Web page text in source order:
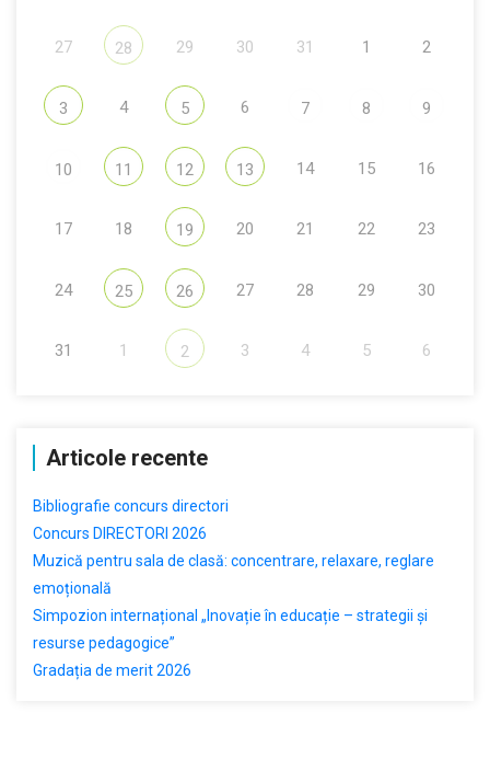
27 28 29 30 31 1 2
3 4 5 6 7 8 9
10 11 12 13 14 15 16
17 18 19 20 21 22 23
24 25 26 27 28 29 30
31 1 2 3 4 5 6
Articole recente
Bibliografie concurs directori
Concurs DIRECTORI 2026
Muzică pentru sala de clasă: concentrare, relaxare, reglare
emoțională
Simpozion internațional „Inovație în educație – strategii și
resurse pedagogice”
Gradația de merit 2026